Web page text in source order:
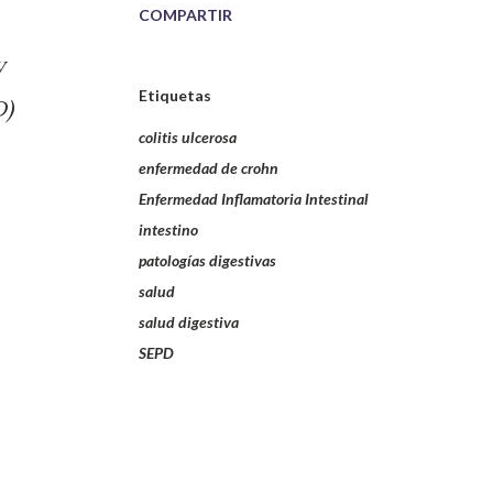
COMPARTIR
Etiquetas
colitis ulcerosa
enfermedad de crohn
Enfermedad Inflamatoria Intestinal
intestino
patologías digestivas
salud
salud digestiva
SEPD